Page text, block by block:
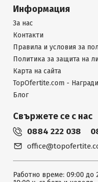
Информация
За нас
Контакти
Правила и условия за
Политика за защита на
Карта на сайта
TopOfertite.com - Награди
Блог
Свържете се с нас
0884 222 038
Работно време: 09:00 до